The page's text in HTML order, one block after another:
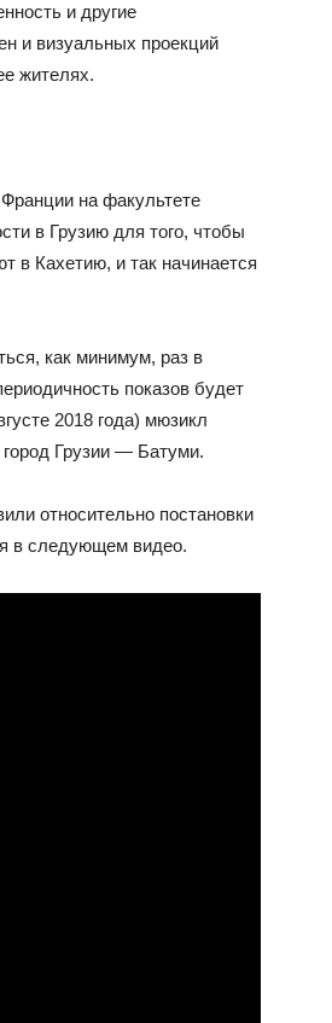
и другие
и визуальных проекций
жителях.
на факультете
в Грузию для того, чтобы
в Кахетию, и так начинается
как минимум, раз в
показов будет
2018 года) мюзикл
Грузии — Батуми.
относительно постановки
в следующем видео.